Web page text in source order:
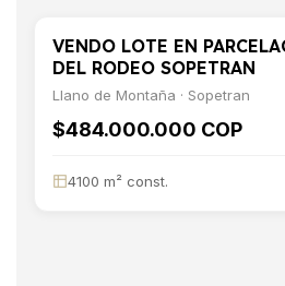
VENTA
VENDO LOTE EN
DEL RODEO SOPETRAN
Llano de Montaña · Sopetran
$484.000.000 COP
4100 m² const.